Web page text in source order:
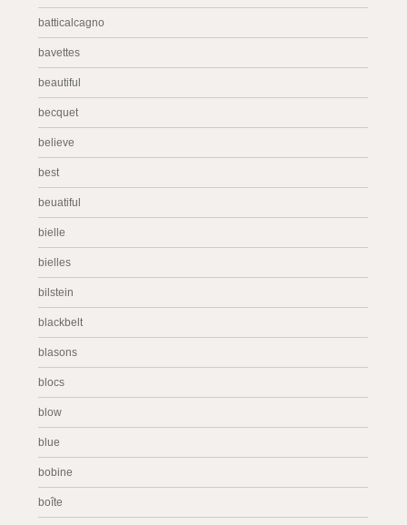
batticalcagno
bavettes
beautiful
becquet
believe
best
beuatiful
bielle
bielles
bilstein
blackbelt
blasons
blocs
blow
blue
bobine
boîte